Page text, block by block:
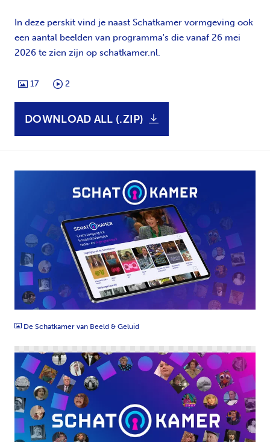
In deze perskit vind je naast Schatkamer vormgeving ook
een aantal beelden van programma's die vanaf 26 mei
2026 te zien zijn op schatkamer.nl.
17 2
DOWNLOAD ALL (.ZIP)
JPG
De Schatkamer van Beeld & Geluid